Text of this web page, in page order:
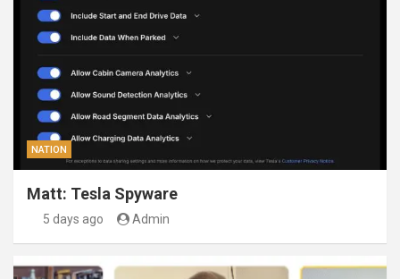
NATION
Matt: Tesla Spyware
5 days ago Admin